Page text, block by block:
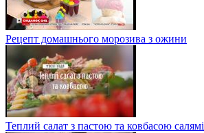
Рецепт домашнього морозива з ожини
Теплий салат з пастою та ковбасою салямі